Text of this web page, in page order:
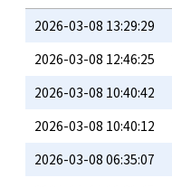
2026-03-08 13:29:29
2026-03-08 12:46:25
2026-03-08 10:40:42
2026-03-08 10:40:12
2026-03-08 06:35:07